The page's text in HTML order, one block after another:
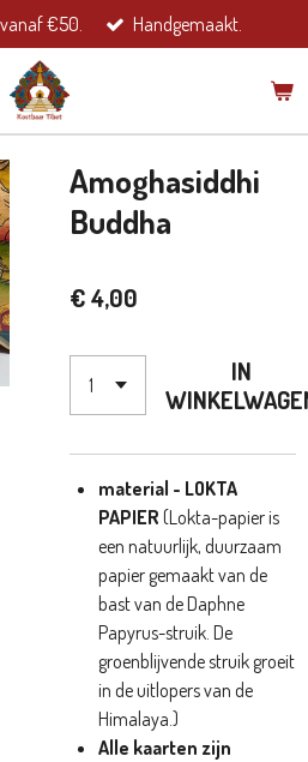
€50. Handgemaakt.
Amoghasiddhi
Buddha
€ 4,00
IN
material - LOKTA
PAPIER (Lokta-papier is
een natuurlijk, duurzaam
papier gemaakt van de
bast van de Daphne
Papyrus-struik. De
groenblijvende struik groeit
in de uitlopers van de
Himalaya.)
Alle kaarten zijn